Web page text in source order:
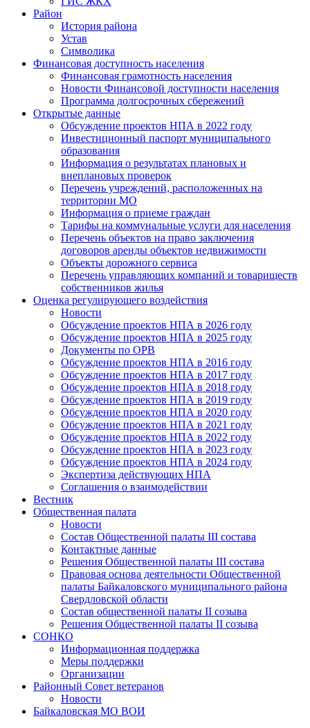
Район
История района
Устав
Символика
Финансовая доступность населения
Финансовая грамотность населения
Новости Финансовой доступности населения
Программа долгосрочных сбережений
Открытые данные
Обсуждение проектов НПА в 2022 году
Инвестиционный паспорт муниципального
образования
Информация о результатах плановых и
внеплановых проверок
Перечень учреждений, расположенных на
территории МО
Информация о приеме граждан
Тарифы на коммунальные услуги для населения
Перечень объектов на право заключения
договоров аренды объектов недвижимости
Объекты дорожного сервиса
Перечень управляющих компаний и товариществ
собственников жилья
Оценка регулирующего воздействия
Новости
Обсуждение проектов НПА в 2026 году
Обсуждение проектов НПА в 2025 году
Документы по ОРВ
Обсуждение проектов НПА в 2016 году
Обсуждение проектов НПА в 2017 году
Обсуждение проектов НПА в 2018 году
Обсуждение проектов НПА в 2019 году
Обсуждение проектов НПА в 2020 году
Обсуждение проектов НПА в 2021 году
Обсуждение проектов НПА в 2022 году
Обсуждение проектов НПА в 2023 году
Обсуждение проектов НПА в 2024 году
Экспертиза действующих НПА
Соглашения о взаимодействии
Вестник
Общественная палата
Новости
Состав Общественной палаты III состава
Контактные данные
Решения Общественной палаты III состава
Правовая основа деятельности Общественной
палаты Байкаловского муниципального района
Свердловской области
Состав общественной палаты II созыва
Решения Общественной палаты II созыва
СОНКО
Информационная поддержка
Меры поддержки
Организации
Районный Совет ветеранов
Новости
Байкаловская МО ВОИ